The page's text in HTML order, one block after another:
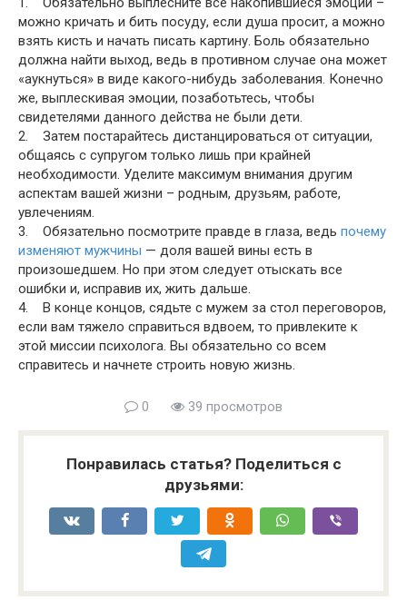
можно кричать и бить посуду, если душа просит, а можно
взять кисть и начать писать картину. Боль обязательно
должна найти выход, ведь в противном случае она может
«аукнуться» в виде какого-нибудь заболевания. Конечно
же, выплескивая эмоции, позаботьтесь, чтобы
свидетелями данного действа не были дети.
2. Затем постарайтесь дистанцироваться от ситуации,
общаясь с супругом только лишь при крайней
необходимости. Уделите максимум внимания другим
аспектам вашей жизни – родным, друзьям, работе,
увлечениям.
3. Обязательно посмотрите правде в глаза, ведь почему
изменяют мужчины — доля вашей вины есть в
произошедшем. Но при этом следует отыскать все
ошибки и, исправив их, жить дальше.
4. В конце концов, сядьте с мужем за стол переговоров,
если вам тяжело справиться вдвоем, то привлеките к
этой миссии психолога. Вы обязательно со всем
справитесь и начнете строить новую жизнь.
0 39 просмотров
Понравилась статья? Поделиться с
друзьями: